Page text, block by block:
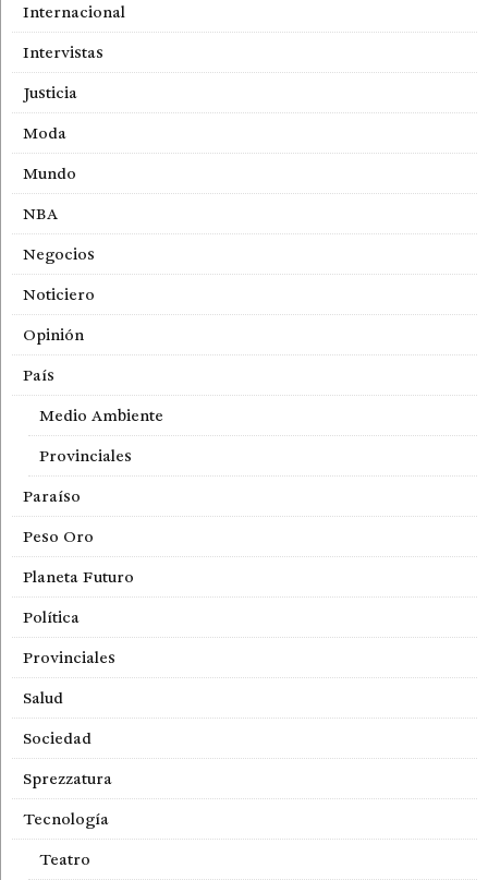
Internacional
Intervistas
Justicia
Moda
Mundo
NBA
Negocios
Noticiero
Opinión
País
Medio Ambiente
Provinciales
Paraíso
Peso Oro
Planeta Futuro
Política
Provinciales
Salud
Sociedad
Sprezzatura
Tecnología
Teatro